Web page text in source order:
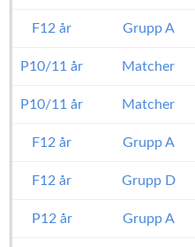
F12 år Grupp A
P10/11 år Matcher
P10/11 år Matcher
F12 år Grupp A
F12 år Grupp D
P12 år Grupp A